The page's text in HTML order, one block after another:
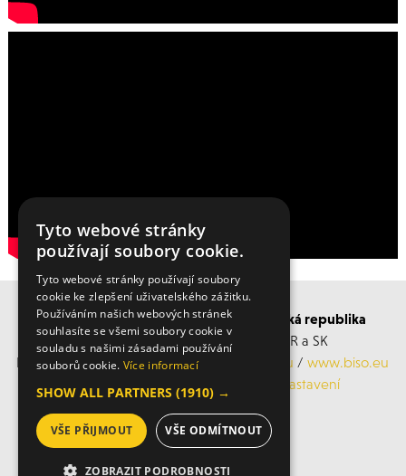
BISO SCHRATTENECKER Česká a Slovenská republika
Obchodní s servisní střediska po ČR a SK
Mobil: +420 606 183 360, Email:
info@biso.eu /www.biso.eu
Cookies nastavení
© 2026 Biso
Tyto webové stránky
používají soubory cookie.
Tyto webové stránky používají soubory
cookie ke zlepšení uživatelského zážitku.
Používáním našich webových stránek
souhlasíte se všemi soubory cookie v
souladu s našimi zásadami používání
souborů cookie. Více informací
SHOW ALL PARTNERS (1910) →
VŠE PŘIJMOUT VŠE ODMÍTNOUT
ZOBRAZIT PODROBNOSTI